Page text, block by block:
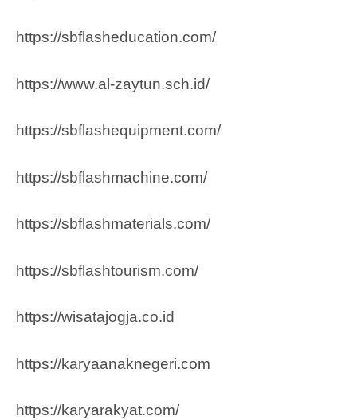
https://sbflasheducation.com/
https://www.al-zaytun.sch.id/
https://sbflashequipment.com/
https://sbflashmachine.com/
https://sbflashmaterials.com/
https://sbflashtourism.com/
https://wisatajogja.co.id
https://karyaanaknegeri.com
https://karyarakyat.com/